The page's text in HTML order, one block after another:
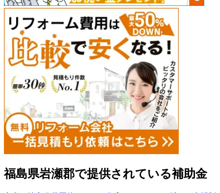
福島県岩瀬郡で提供されている補助金